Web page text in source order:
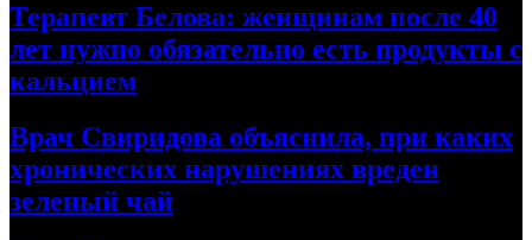
Терапевт Белова: женщинам после 40
лет нужно обязательно есть продукты с
кальцием
Врач Свиридова объяснила, при каких
хронических нарушениях вреден
зеленый чай